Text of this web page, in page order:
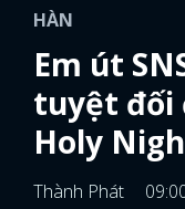
HÀN
Em út
tuyệt đối
Holy
Thành Phát